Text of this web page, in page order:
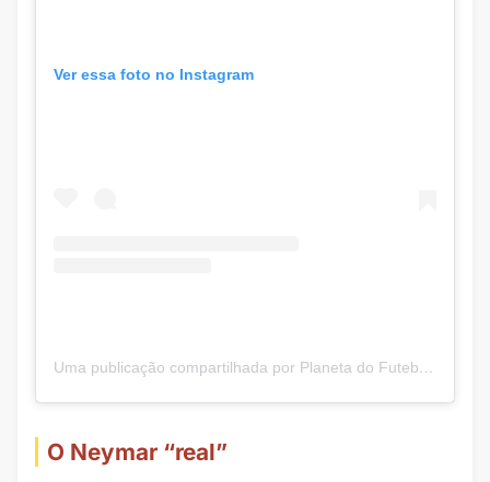
Ver essa foto no Instagram
Uma publicação compartilhada por Planeta do Futebol 🌎 (@futebol_info0)
O Neymar “real”